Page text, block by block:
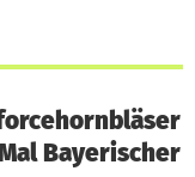
Bayerischer